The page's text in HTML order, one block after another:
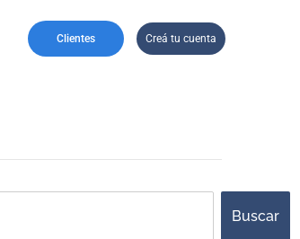
Clientes Creá tu cuenta
Buscar